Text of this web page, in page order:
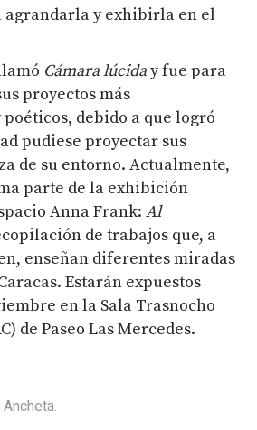
y exhibirla en el
Cámara lúciday fue para
proyectos más
debido a que logró
pudiese proyectar sus
de su entorno. Actualmente,
parte de la exhibición
Anna Frank: Al
de trabajos que, a
enseñan diferentes miradas
Estarán expuestos
en la Sala Trasnocho
de Paseo Las Mercedes.